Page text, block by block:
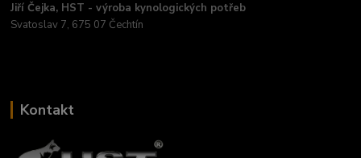
Jiří Čejka, HST - výroba kynologických potřeb
Svatoslav 7, 675 07 Čechtín
Kontakt